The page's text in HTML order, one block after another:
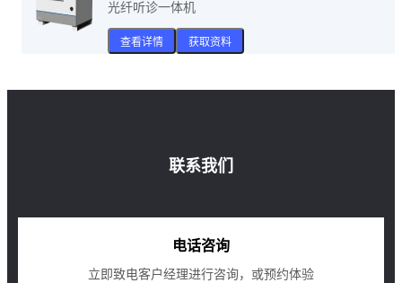
光纤听诊一体机
查看详情 获取资料
联系我们
电话咨询
立即致电客户经理进行咨询，或预约体验